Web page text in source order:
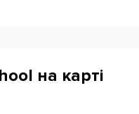
на карті